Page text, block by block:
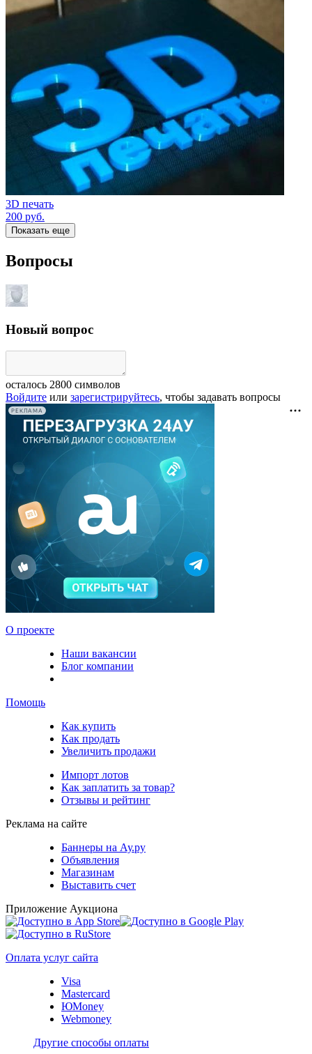
3D печать
200 руб.
Показать еще
Вопросы
Новый вопрос
осталось 2800 символов
Войдите или зарегистрируйтесь, чтобы задавать вопросы
РЕКЛАМА
О проекте
Наши вакансии
Блог компании
Помощь
Как купить
Как продать
Увеличить продажи
Импорт лотов
Как заплатить за товар?
Отзывы и рейтинг
Реклама на сайте
Баннеры на Ау.ру
Объявления
Магазинам
Выставить счет
Приложение Аукциона
Оплата услуг сайта
Visa
Mastercard
ЮMoney
Webmoney
Другие способы оплаты